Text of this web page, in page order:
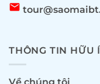
email
THÔNG TIN HỮU